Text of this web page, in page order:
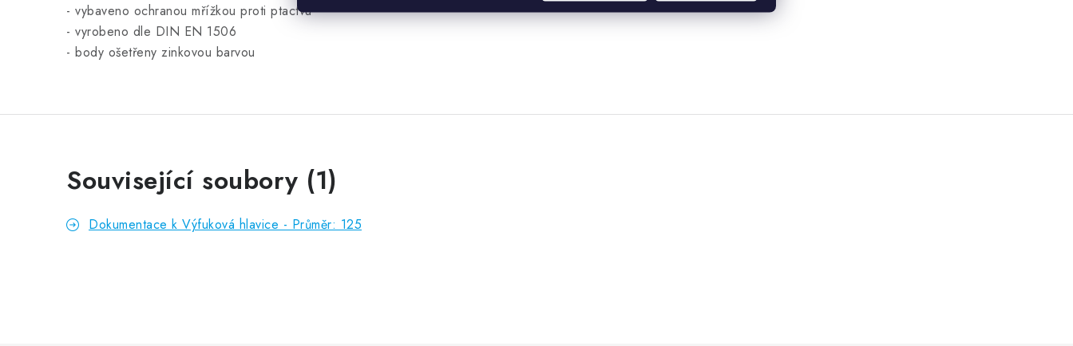
- vybaveno ochranou mřížkou proti ptactvu
- vyrobeno dle DIN EN 1506
- body ošetřeny zinkovou barvou
Související soubory (1)
Dokumentace k Výfuková hlavice - Průměr: 125